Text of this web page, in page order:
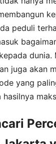
peduli
dunia.
juga akan
yang